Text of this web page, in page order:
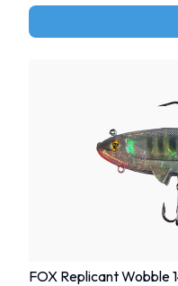
FOX Replicant Wobble